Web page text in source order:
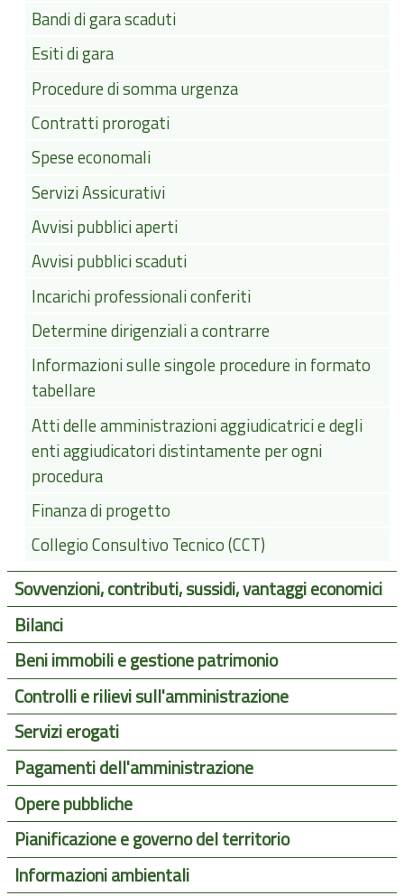
Bandi di gara scaduti
Esiti di gara
Procedure di somma urgenza
Contratti prorogati
Spese economali
Servizi Assicurativi
Avvisi pubblici aperti
Avvisi pubblici scaduti
Incarichi professionali conferiti
Determine dirigenziali a contrarre
Informazioni sulle singole procedure in formato
tabellare
Atti delle amministrazioni aggiudicatrici e degli
enti aggiudicatori distintamente per ogni
procedura
Finanza di progetto
Collegio Consultivo Tecnico (CCT)
Sovvenzioni, contributi, sussidi, vantaggi economici
Bilanci
Beni immobili e gestione patrimonio
Controlli e rilievi sull'amministrazione
Servizi erogati
Pagamenti dell'amministrazione
Opere pubbliche
Pianificazione e governo del territorio
Informazioni ambientali